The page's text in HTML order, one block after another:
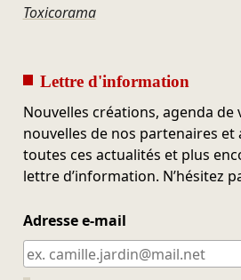
Toxicorama
Lettre d'information
Nouvelles créations, agenda de
nouvelles de nos partenaires et
toutes ces actualités et plus
lettre d’information. N’hésitez
Adresse e-mail